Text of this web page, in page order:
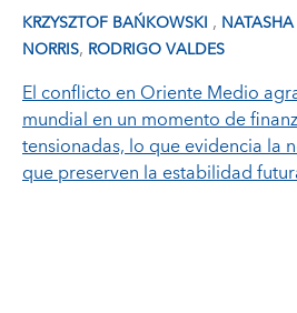
KRZYSZTOF BAŃKOWSKI ,
NORRIS, RODRIGO VALDES
El conflicto en Oriente Medio
mundial en un momento de
tensionadas, lo que evidencia la
que preserven la estabilidad